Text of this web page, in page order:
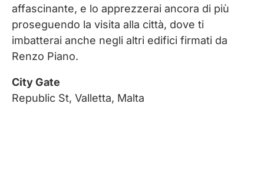
affascinante, e lo apprezzerai ancora di più
proseguendo la visita alla città, dove ti
imbatterai anche negli altri edifici firmati da
Renzo Piano.
City Gate
Republic St, Valletta, Malta